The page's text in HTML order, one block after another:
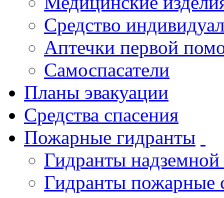
Средство
Аптечки первой
Самоспасатели
Планы эвакуации
Средства спасения
Пожарные гидранты
Гидранты
Гидранты пожарные